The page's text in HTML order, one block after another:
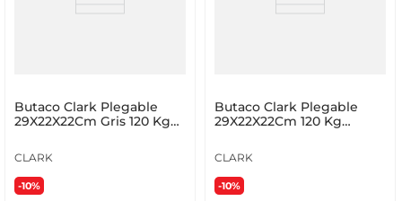
Butaco Clark Plegable
29X22X22Cm Gris 120 Kg
CLARK
-10%
Butaco Clark Plegable
29X22X22Cm 120 Kg
CLARK
-10%